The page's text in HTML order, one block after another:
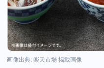
画像出典: 楽天市場 掲載画像